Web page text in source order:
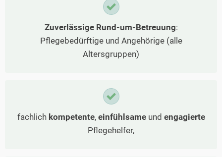
Zuverlässige Rund-um-Betreuung:
Pflegebedürftige und Angehörige (alle
Altersgruppen)
fachlich kompetente, einfühlsameund engagierte
Pflegehelfer,